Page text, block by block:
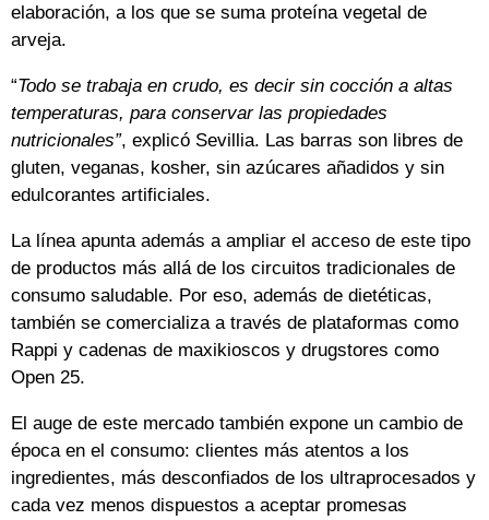
elaboración, a los que se suma proteína vegetal de
arveja.
“Todo se trabaja en crudo, es decir sin cocción a altas
temperaturas, para conservar las propiedades
nutricionales”, explicó Sevillia. Las barras son libres de
gluten, veganas, kosher, sin azúcares añadidos y sin
edulcorantes artificiales.
La línea apunta además a ampliar el acceso de este tipo
de productos más allá de los circuitos tradicionales de
consumo saludable. Por eso, además de dietéticas,
también se comercializa a través de plataformas como
Rappi y cadenas de maxikioscos y drugstores como
Open 25.
El auge de este mercado también expone un cambio de
época en el consumo: clientes más atentos a los
ingredientes, más desconfiados de los ultraprocesados y
cada vez menos dispuestos a aceptar promesas